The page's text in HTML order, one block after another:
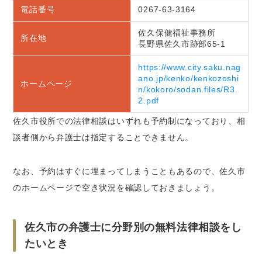
電話番号 0267-63-3164
所在地
佐久保健福祉事務所
長野県佐久市跡部65-1
ホームページ
https://www.city.saku.nag
ano.jp/kenko/kenkozoshi
n/kokoro/sodan.files/R3.
2.pdf
佐久市役所での法律相談はいずれも予約制になっており、相
談者側から弁護士は指定することできません。
なお、予約はすぐに埋まってしまうこともあるので、佐久市
のホームページで空き状況を確認しておきましょう。
佐久市の弁護士に分野別の無料法律相談をし
たいとき